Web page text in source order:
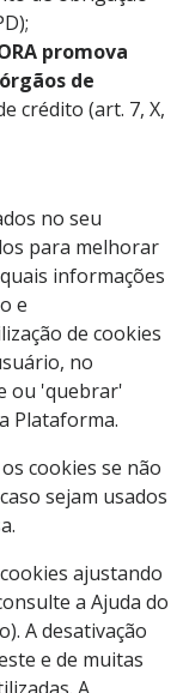
promova
de
crédito (art. 7, X,
no seu
para melhorar
informações
e
de cookies
no
ou 'quebrar'
Plataforma.
cookies se não
sejam usados
ajustando
a Ajuda do
A desativação
e de muitas